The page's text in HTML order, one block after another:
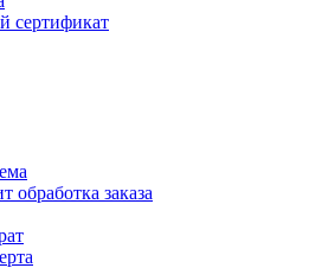
сертификат
обработка заказа